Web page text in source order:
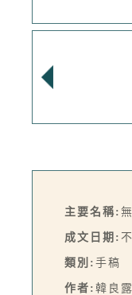
主要名稱:
成文日期:
類別: 手稿
作者: 韓良露